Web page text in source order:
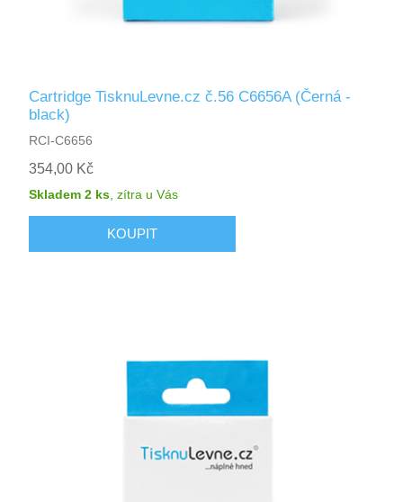
Cartridge TisknuLevne.cz č.56 C6656A (Černá -
black)
RCI-C6656
354,00 Kč
Skladem 2 ks ,zítra u Vás